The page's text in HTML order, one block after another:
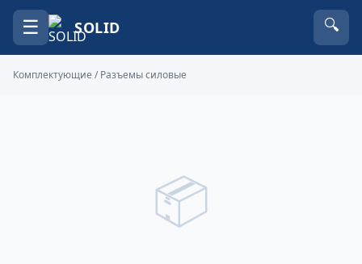
☰ SOLID 🔍
Комплектующие /Разъемы силовые
📦